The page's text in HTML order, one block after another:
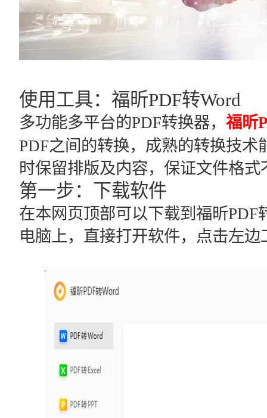
使用工具：福昕PDF转Word
多功能多平台的PDF转换器， 福昕
PDF之间的转换，成熟的转换技术
时保留排版及内容，保证文件格式
第一步：下载软件
在本网页顶部可以下载到福昕PDF
电脑上，直接打开软件，点击左边